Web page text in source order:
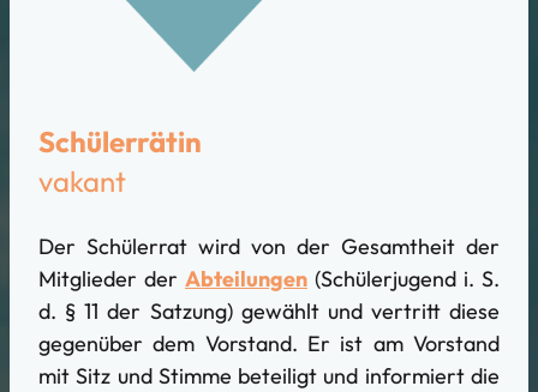
Schülerrätin
vakant
Der Schülerrat wird von der Gesamtheit der
Mitglieder der Abteilungen (Schülerjugend i. S.
d. § 11 der Satzung) gewählt und vertritt diese
gegenüber dem Vorstand. Er ist am Vorstand
mit Sitz und Stimme beteiligt und informiert die